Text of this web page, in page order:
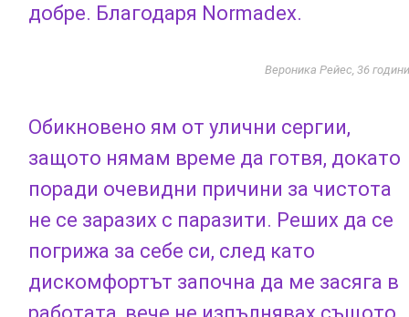
добре. Благодаря Normadex.
Вероника Рейес, 36 години
Обикновено ям от улични сергии,
защото нямам време да готвя, докато
поради очевидни причини за чистота
не се заразих с паразити. Реших да се
погрижа за себе си, след като
дискомфортът започна да ме засяга в